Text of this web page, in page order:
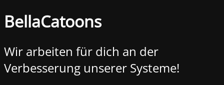
BellaCatoons
Wir arbeiten für dich an der
Verbesserung unserer Systeme!